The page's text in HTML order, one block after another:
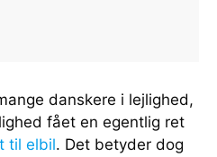
danskere i lejlighed,
fået en egentlig ret
til elbil. Det betyder dog